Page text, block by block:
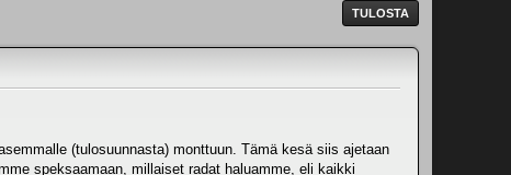
TULOSTA
(tulosuunnasta) monttuun. Tämä kesä siis ajetaan
speksaamaan, millaiset radat haluamme, eli kaikki